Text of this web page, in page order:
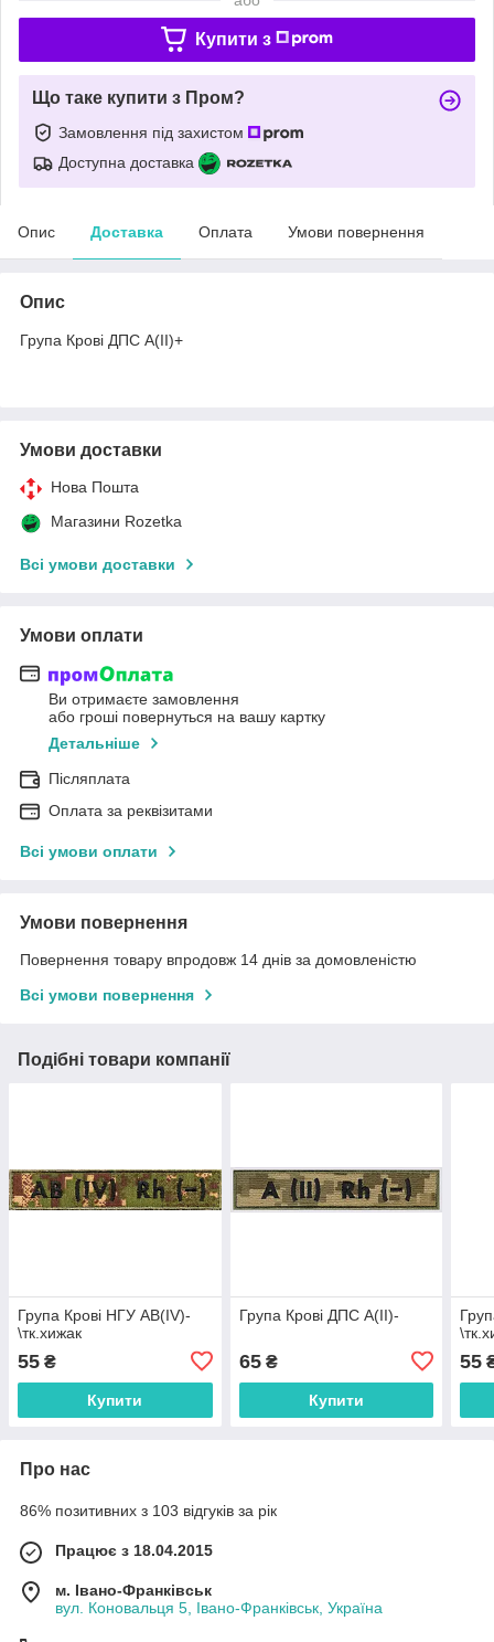
Купити з
Що таке купити з Пром?
Замовлення під захистом
Доступна доставка
Опис Доставка Оплата Умови повернення
Опис
Група Крові ДПС A(II)+
Умови доставки
Нова Пошта
Магазини Rozetka
Всі умови доставки
Умови оплати
Ви отримаєте замовлення
або гроші повернуться на вашу картку
Детальніше
Післяплата
Оплата за реквізитами
Всі умови оплати
Умови повернення
Повернення товару впродовж 14 днів за домовленістю
Всі умови повернення
Подібні товари компанії
Група Крові НГУ AB(IV)-
\тк.хижак
55 ₴
Купити
Група Крові ДПС A(II)-
65₴
Купити
55
Про нас
86% позитивних з 103 відгуків за рік
Працює з 18.04.2015
м. Івано-Франківськ
вул. Коновальця 5, Івано-Франківськ, Україна